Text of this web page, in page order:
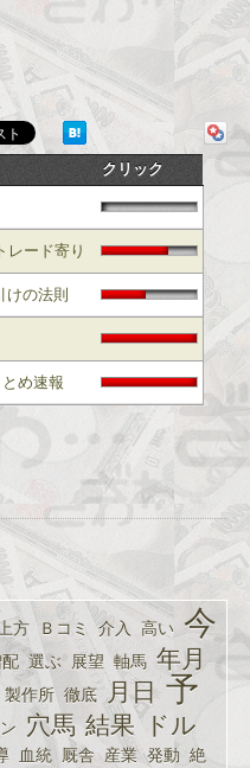
クリック
レード寄り
けの法則
め速報
方 Ｂコミ 介入 高い 今
選ぶ 展望 軸馬 年月
製作所 徹底 月日 予
穴馬 結果 ドル
血統 厩舎 産業 発動 絶